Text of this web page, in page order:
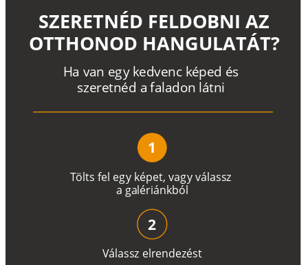
Tölts fel egy képet, vagyválassz
a galériánkból
Ha van egy kedvenc képed és
szeretnéd a faladon látni
SZERETNÉD FELDOBNI AZ
OTTHONOD HANGULATÁT?
1
Válassz elrendezést
2